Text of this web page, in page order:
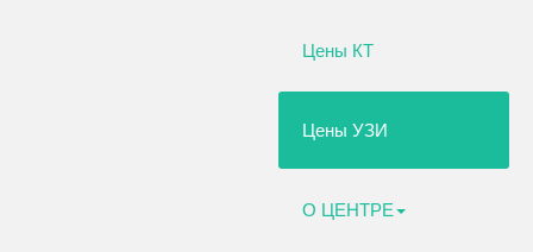
Цены КТ
Цены УЗИ
О ЦЕНТРЕ